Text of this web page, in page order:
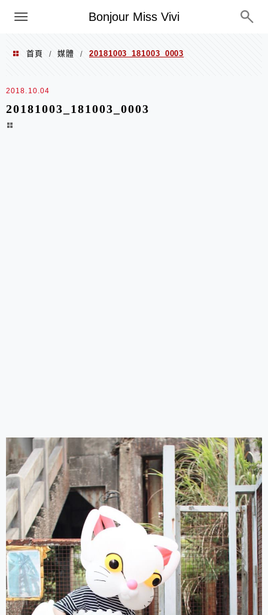
Bonjour Miss Vivi
選單
首頁 / 媒體 / 20181003_181003_0003
2018.10.04
20181003_181003_0003